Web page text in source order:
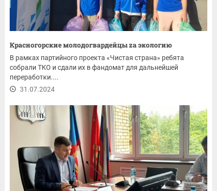
Красногорские молодогвардейцы zа экологию
В рамках партийного проекта «Чистая страна» ребята
собрали ТКО и сдали их в фандомат для дальнейшей
переработки....
31.07.2024